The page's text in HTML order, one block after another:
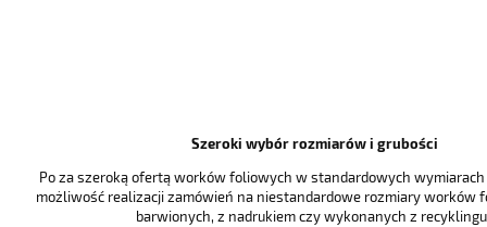
Szeroki wybór rozmiarów i grubości
Po za szeroką ofertą worków foliowych w standardowych
możliwość realizacji zamówień na niestandardowe rozmiary worków
barwionych, z nadrukiem czy wykonanych z